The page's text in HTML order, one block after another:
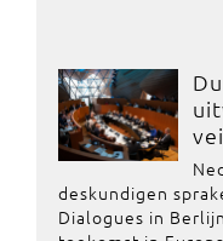
deskundigen
Dialogues in